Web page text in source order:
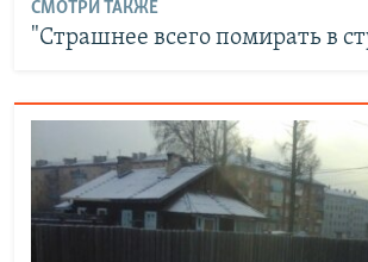
СМОТРИ ТАКЖЕ
"Страшнее всего помирать в